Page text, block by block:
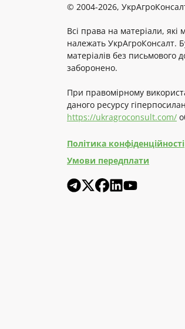
© 2004-2026,
Всі права на матеріали, які
належать УкрАгроКонсалт.
матеріалів без письмового
заборонено.
При правомірному
даного ресурсу
https://ukragroconsult.com/
Політика конфіденційності
Умови передплати